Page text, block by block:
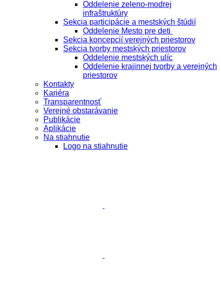
Oddelenie zeleno-modrej
infraštruktúry
Sekcia participácie a mestských štúdií
Oddelenie Mesto pre deti
Sekcia koncepcií verejných priestorov
Sekcia tvorby mestských priestorov
Oddelenie mestských ulíc
Oddelenie krajinnej tvorby a verejných
priestorov
Kontakty
Kariéra
Transparentnosť
Verejné obstarávanie
Publikácie
Aplikácie
Na stiahnutie
Logo na stiahnutie